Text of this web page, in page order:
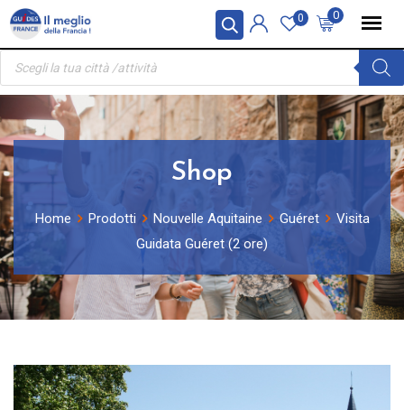
Pannello di gestione dei cookies
Skip
content
0
0
Ricerca
prodotti
Shop
Home Prodotti Nouvelle Aquitaine Guéret
Visita
Guidata Guéret (2 ore)